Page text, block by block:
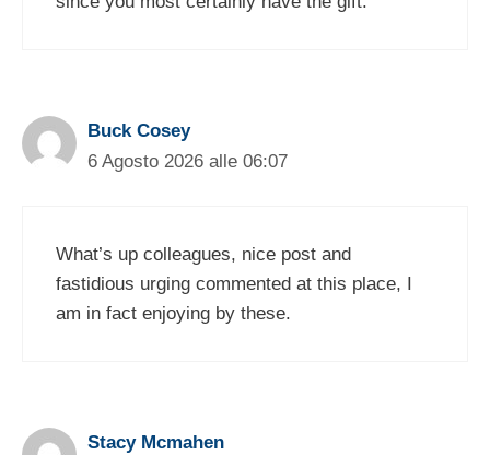
Buck Cosey
6 Agosto 2026 alle 06:07
What’s up colleagues, nice post and
fastidious urging commented at this place, I
am in fact enjoying by these.
Stacy Mcmahen